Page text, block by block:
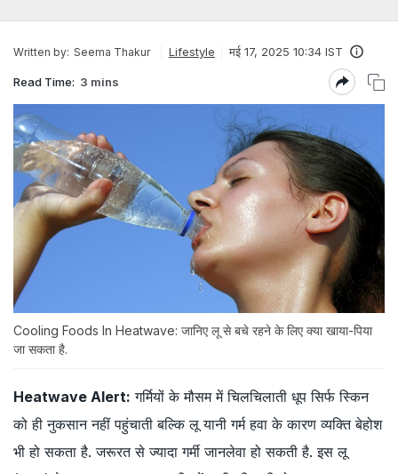
Written by: Seema Thakur Lifestyle मई 17, 2025 10:34 IST
Read Time: 3 mins
Cooling Foods In Heatwave: जानिए लू से बचे रहने के लिए क्या खाया-पिया
जा सकता है.
Heatwave Alert: गर्मियों के मौसम में चिलचिलाती धूप सिर्फ स्किन
को ही नुकसान नहीं पहुंचाती बल्कि लू यानी गर्म हवा के कारण व्यक्ति बेहोश
भी हो सकता है. जरूरत से ज्यादा गर्मी जानलेवा हो सकती है. इस लू